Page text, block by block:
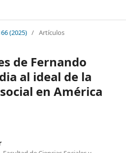
(2025) / Artículos
de Fernando
al ideal de la
en América